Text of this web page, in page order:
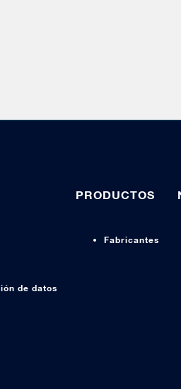
de datos
PRODUCTOS
Fabricantes